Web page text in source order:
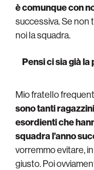
è comunque con
successiva. Se non
noi la squadra.
Pensi ci sia già
Mio fratello
sono tanti
esordienti che
squadra l’anno
vorremmo evitare,
giusto. Poi